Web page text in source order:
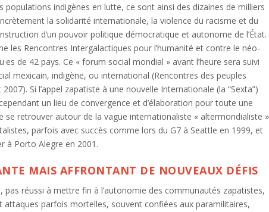
indigènes en lutte, ce sont ainsi des dizaines de milliers
la solidarité internationale, la violence du racisme et du
d’un pouvoir politique démocratique et autonome de l’État.
les Rencontres Intergalactiques pour l’humanité et contre le néo-
de 42 pays. Ce « forum social mondial » avant l’heure sera suivi
mexicain, indigène, ou international (Rencontres des peuples
Si l’appel zapatiste à une nouvelle Internationale (la “Sexta”)
un lieu de convergence et d’élaboration pour toute une
se retrouver autour de la vague internationaliste « altermondialiste »
parfois avec succès comme lors du G7 à Seattle en 1999, et
à Porto Alegre en 2001.
MAIS AFFRONTANT DE NOUVEAUX DÉFIS
pas réussi à mettre fin à l’autonomie des communautés zapatistes,
parfois mortelles, souvent confiées aux paramilitaires,